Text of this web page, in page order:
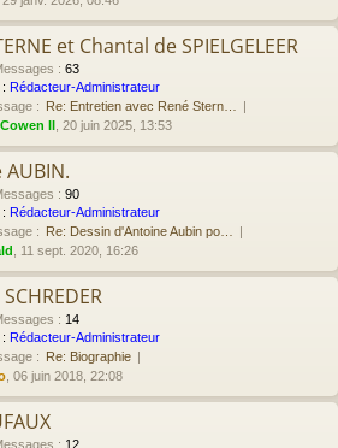
et Chantal de SPIELGELEER
: 63
Rédacteur-Administrateur
: Re: Entretien avec René Stern…
II , 20 juin 2025, 13:53
: 90
Rédacteur-Administrateur
: Re: Dessin d'Antoine Aubin po…
, 11 sept. 2020, 16:26
: 14
Rédacteur-Administrateur
: Re: Biographie
, 06 juin 2018, 22:08
: 12